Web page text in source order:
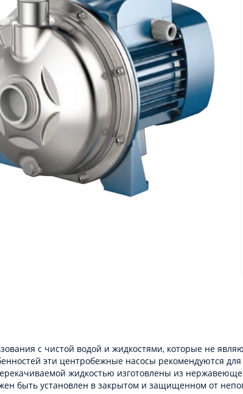
с чистой водой и жидкостями, которые не
эти центробежные насосы рекомендуются
жидкостью изготовлены из
быть установлен в закрытом и защищенном от